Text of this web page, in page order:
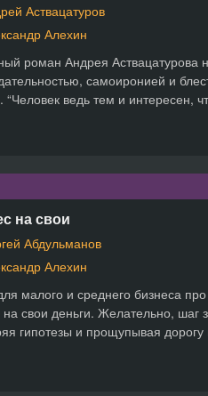
Аствацатуров
Алехин
роман Андрея Аствацатурова
самоиронией и
ведь тем и интересен,
на свои
Абдульманов
Алехин
малого и среднего бизнеса
на свои деньги. Желательно, шаг
гипотезы и прощупывая дорогу